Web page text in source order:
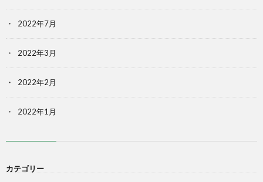
2022年7月
2022年3月
2022年2月
2022年1月
カテゴリー